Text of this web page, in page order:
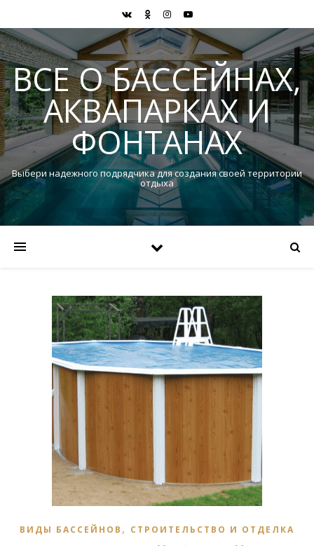
ВСЕ О БАССЕЙНАХ,
АКВАПАРКАХ И
ФОНТАНАХ
Выбери надежного подрядчика для создания своей территории
отдыха
ВИДЫ БАССЕЙНОВ , СТРОИТЕЛЬСТВО И ОТДЕЛКА